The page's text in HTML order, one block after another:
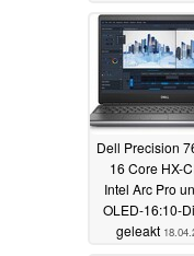
Dell Precision
16 Core HX-
Intel Arc Pro
OLED-16:10-
geleakt